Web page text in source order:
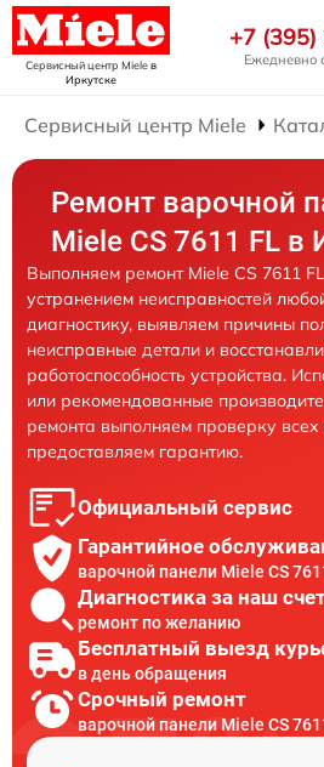
Сервисный центр Mieleв
Иркутске
+7
Ежедневно
Сервисный центр Miele
Ремонт варочной
Miele CS 7611 FL в
Выполняем ремонт Miele CS 7611
устранением неисправностей
диагностику, выявляем причины
неисправные детали и
работоспособность устройства.
или рекомендованные
ремонта выполняем проверку
предоставляем гарантию.
Официальный сервис
Гарантийное
варочной панели Miele CS
Диагностика за наш
ремонт по желанию
Бесплатный выезд
в день обращения
Срочный ремонт
варочной панели Miele CS